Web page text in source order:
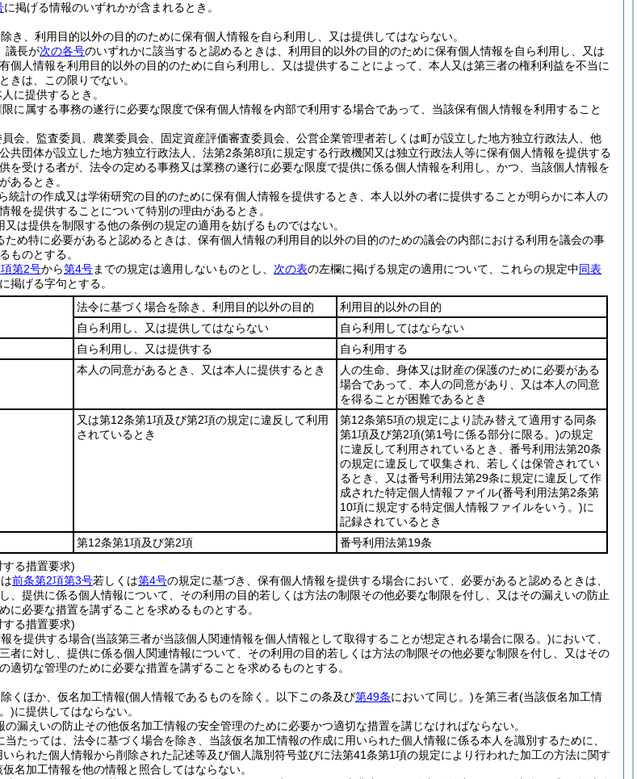
に掲げる情報のいずれかが含まれるとき。
き、利用目的以外の目的のために保有個人情報を自ら利用し、又は提供してはならない。
議長が次の各号のいずれかに該当すると認めるときは、利用目的以外の目的のために保有個人情報を自ら利用し、又は
個人情報を利用目的以外の目的のために自ら利用し、又は提供することによって、本人又は第三者の権利利益を不当に
きは、この限りでない。
に提供するとき。
に属する事務の遂行に必要な限度で保有個人情報を内部で利用する場合であって、当該保有個人情報を利用すること
会、監査委員、農業委員会、固定資産評価審査委員会、公営企業管理者若しくは町が設立した地方独立行政法人、他
共団体が設立した地方独立行政法人、法第2条第8項に規定する行政機関又は独立行政法人等に保有個人情報を提供する
を受ける者が、法令の定める事務又は業務の遂行に必要な限度で提供に係る個人情報を利用し、かつ、当該個人情報を
あるとき。
統計の作成又は学術研究の目的のために保有個人情報を提供するとき、本人以外の者に提供することが明らかに本人の
報を提供することについて特別の理由があるとき。
は提供を制限する他の条例の規定の適用を妨げるものではない。
め特に必要があると認めるときは、保有個人情報の利用目的以外の目的のための議会の内部における利用を議会の事
ものとする。
第2号から第4号までの規定は適用しないものとし、 次の表の左欄に掲げる規定の適用について、これらの規定中同表
掲げる字句とする。
法令に基づく場合を除き、利用目的以外の目的
利用目的以外の目的
自ら利用し、又は提供してはならない
自ら利用してはならない
自ら利用し、又は提供する
自ら利用する
本人の同意があるとき、又は本人に提供するとき
人の生命、身体又は財産の保護のために必要がある
場合であって、本人の同意があり、又は本人の同意
を得ることが困難であるとき
又は第12条第1項及び第2項の規定に違反して利用
されているとき
第12条第5項の規定により読み替えて適用する同条
第1項及び第2項(第1号に係る部分に限る。)の規定
に違反して利用されているとき、番号利用法第20条
の規定に違反して収集され、若しくは保管されてい
るとき、又は番号利用法第29条に規定に違反して作
成された特定個人情報ファイル(番号利用法第2条第
10項に規定する特定個人情報ファイルをいう。)に
記録されているとき
第12条第1項及び第2項
番号利用法第19条
る措置要求)
前条第2項第3号若しくは第4号の規定に基づき、保有個人情報を提供する場合において、必要があると認めるときは、
、提供に係る個人情報について、その利用の目的若しくは方法の制限その他必要な制限を付し、又はその漏えいの防止
に必要な措置を講ずることを求めるものとする。
る措置要求)
を提供する場合(当該第三者が当該個人関連情報を個人情報として取得することが想定される場合に限る。)において、
者に対し、提供に係る個人関連情報について、その利用の目的若しくは方法の制限その他必要な制限を付し、又はその
適切な管理のために必要な措置を講ずることを求めるものとする。
くほか、仮名加工情報(個人情報であるものを除く。以下この条及び第49条において同じ。)を第三者(当該仮名加工情
)に提供してはならない。
漏えいの防止その他仮名加工情報の安全管理のために必要かつ適切な措置を講じなければならない。
たっては、法令に基づく場合を除き、当該仮名加工情報の作成に用いられた個人情報に係る本人を識別するために、
られた個人情報から削除された記述等及び個人識別符号並びに法第41条第1項の規定により行われた加工の方法に関す
名加工情報を他の情報と照合してはならない。